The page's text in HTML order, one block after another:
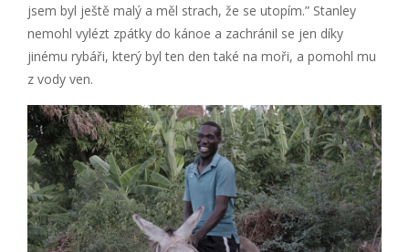
jsem byl ještě malý a měl strach, že se utopím.” Stanley
nemohl vylézt zpátky do kánoe a zachránil se jen díky
jinému rybáři, který byl ten den také na moři, a pomohl mu
z vody ven.